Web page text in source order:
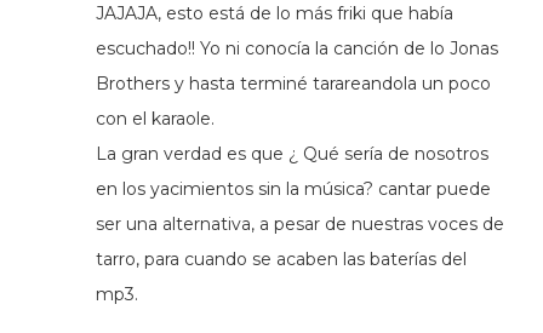
JAJAJA, esto está de lo más friki que había
escuchado!! Yo ni conocía la canción de lo Jonas
Brothers y hasta terminé tarareandola un poco
con el karaole.
La gran verdad es que ¿ Qué sería de nosotros
en los yacimientos sin la música? cantar puede
ser una alternativa, a pesar de nuestras voces de
tarro, para cuando se acaben las baterías del
mp3.